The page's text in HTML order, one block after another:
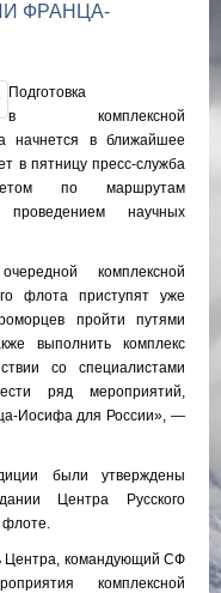
ФРАНЦА-
Подготовка
в комплексной
начнется в ближайшее
в пятницу пресс-служба
по маршрутам
научных
комплексной
флота приступят уже
пройти путями
выполнить комплекс
со специалистами
ряд мероприятий,
Иосифа для России», —
были утверждены
Центра Русского
флоте.
Центра, командующий СФ
комплексной